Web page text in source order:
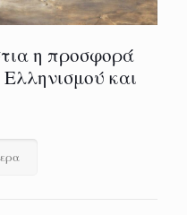
η προσφορά
και